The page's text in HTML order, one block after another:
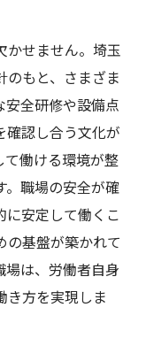
かせません。埼玉
もと、さまざま
全研修や設備点
確認し合う文化が
働ける環境が整
。職場の安全が確
安定して働くこ
の基盤が築かれて
場は、労働者自身
き方を実現しま